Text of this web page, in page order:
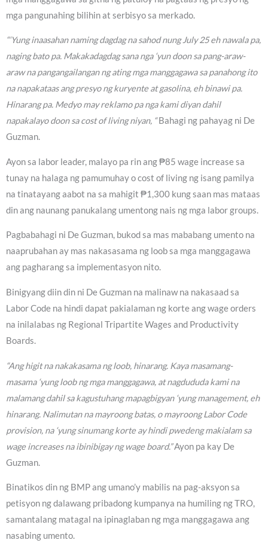
mga pangunahing bilihin at serbisyo sa merkado.
“‘Yung inaasahan naming dagdag na sahod nung July 25 eh nawala pa,
naging bato pa. Makakadagdag sana nga ‘yun doon sa pang-araw-
araw na pangangailangan ng ating mga manggagawa sa panahong ito
na napakataas ang presyo ng kuryente at gasolina, eh binawi pa.
Hinarang pa. Medyo may reklamo pa nga kami diyan dahil
napakalayo doon sa cost of living niyan, “Bahagi ng pahayag ni De
Guzman.
Ayon sa labor leader, malayo pa rin ang ₱85 wage increase sa
tunay na halaga ng pamumuhay o cost of living ng isang pamilya
na tinatayang aabot na sa mahigit ₱1,300 kung saan mas mataas
din ang naunang panukalang umentong nais ng mga labor groups.
Pagbabahagi ni De Guzman, bukod sa mas mababang umento na
naaprubahan ay mas nakasasama ng loob sa mga manggagawa
ang pagharang sa implementasyon nito.
Binigyang diin din ni De Guzman na malinaw na nakasaad sa
Labor Code na hindi dapat pakialaman ng korte ang wage orders
na inilalabas ng Regional Tripartite Wages and Productivity
Boards.
“Ang higit na nakakasama ng loob, hinarang. Kaya masamang-
masama ‘yung loob ng mga manggagawa, at nagdududa kami na
malamang dahil sa kagustuhang mapagbigyan ‘yung management, eh
hinarang. Nalimutan na mayroong batas, o mayroong Labor Code
provision, na ‘yung sinumang korte ay hindi pwedeng makialam sa
wage increases na ibinibigay ng wage board.”Ayon pa kay De
Guzman.
Binatikos din ng BMP ang umano’y mabilis na pag-aksyon sa
petisyon ng dalawang pribadong kumpanya na humiling ng TRO,
samantalang matagal na ipinaglaban ng mga manggagawa ang
nasabing umento.